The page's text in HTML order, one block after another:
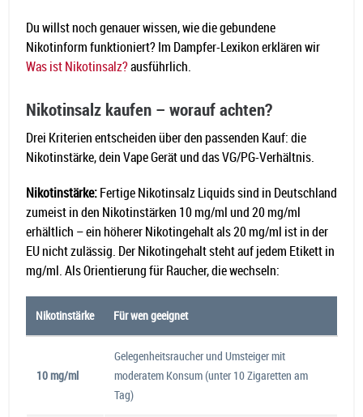
Du willst noch genauer wissen, wie die gebundene
Nikotinform funktioniert? Im Dampfer-Lexikon erklären wir
Was ist Nikotinsalz?ausführlich.
Nikotinsalz kaufen – worauf achten?
Drei Kriterien entscheiden über den passenden Kauf: die
Nikotinstärke, dein Vape Gerät und das VG/PG-Verhältnis.
Nikotinstärke:Fertige Nikotinsalz Liquids sind in Deutschland
zumeist in den Nikotinstärken 10 mg/ml und 20 mg/ml
erhältlich – ein höherer Nikotingehalt als 20 mg/ml ist in der
EU nicht zulässig. Der Nikotingehalt steht auf jedem Etikett in
mg/ml. Als Orientierung für Raucher, die wechseln:
Nikotinstärke Für wen geeignet
10 mg/ml
Gelegenheitsraucher und Umsteiger mit
moderatem Konsum (unter 10 Zigaretten am
Tag)